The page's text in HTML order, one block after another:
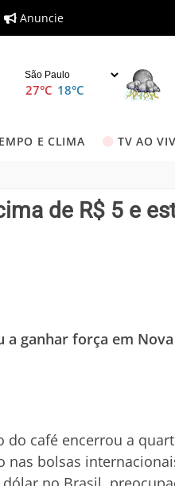
Anuncie
27°C 18°C
E CLIMA TV AO
de R$ 5 e
a ganhar força em
do café encerrou a
nas bolsas